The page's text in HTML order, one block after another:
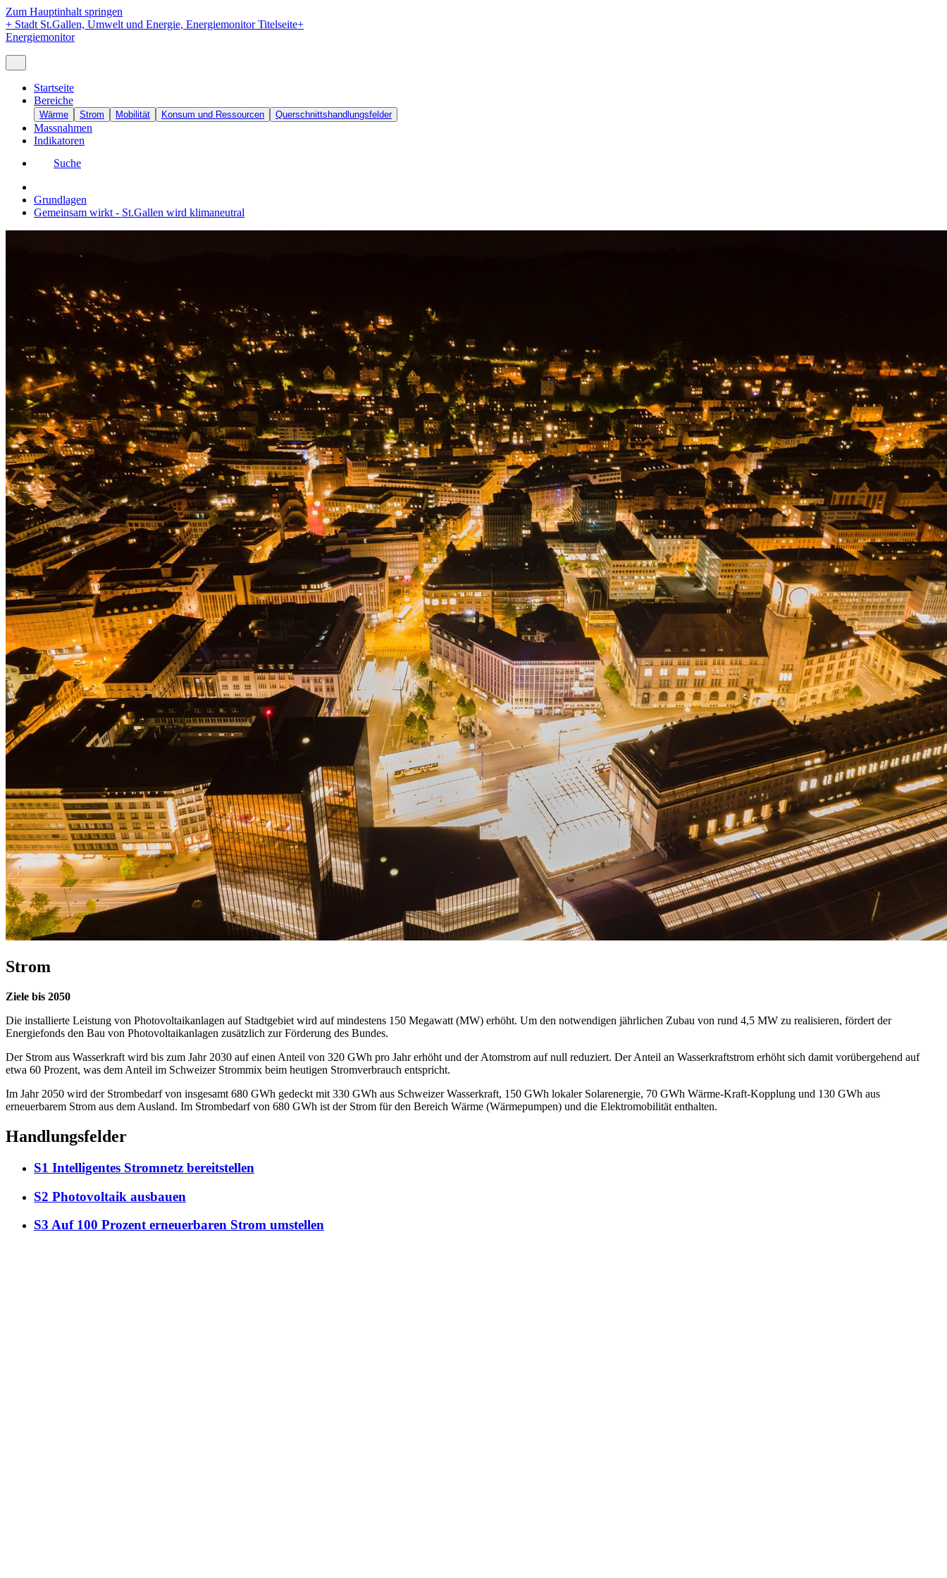
Zum Hauptinhalt springen
+ Stadt St.Gallen, Umwelt und Energie, Energiemonitor Titelseite+
Energiemonitor
Startseite
Bereiche
Wärme Strom Mobilität Konsum und Ressourcen Querschnittshandlungsfelder
Massnahmen
Indikatoren
Suche
Grundlagen
Gemeinsam wirkt - St.Gallen wird klimaneutral
Strom
Ziele bis 2050
Die installierte Leistung von Photovoltaikanlagen auf Stadtgebiet wird auf mindestens 150 Megawatt (MW) erhöht. Um den notwendigen jährlichen Zubau von rund 4,5 MW zu realisieren, fördert der
Energiefonds den Bau von Photovoltaikanlagen zusätzlich zur Förderung des Bundes.
Der Strom aus Wasserkraft wird bis zum Jahr 2030 auf einen Anteil von 320 GWh pro Jahr erhöht und der Atomstrom auf null reduziert. Der Anteil an Wasserkraftstrom erhöht sich damit vorübergehend auf
etwa 60 Prozent, was dem Anteil im Schweizer Strommix beim heutigen Stromverbrauch entspricht.
Im Jahr 2050 wird der Strombedarf von insgesamt 680 GWh gedeckt mit 330 GWh aus Schweizer Wasserkraft, 150 GWh lokaler Solarenergie, 70 GWh Wärme-Kraft-Kopplung und 130 GWh aus
erneuerbarem Strom aus dem Ausland. Im Strombedarf von 680 GWh ist der Strom für den Bereich Wärme (Wärmepumpen) und die Elektromobilität enthalten.
Handlungsfelder
S1 Intelligentes Stromnetz bereitstellen
S2 Photovoltaik ausbauen
S3 Auf 100 Prozent erneuerbaren Strom umstellen